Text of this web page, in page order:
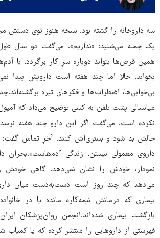
سه داروخانه را گشته بود. نسخه هنوز توی دستش
یک جمله می‌شنید: «نداریم». می‌گفت دو سال طول
همین قرص‌ها بتواند دوباره سرِ کار برگردد، با
بخوابد. حالا اما چند هفته است دارویش پیدا
بی‌خوابی‌ها، اضطراب‌ها و فکرهای تیره
میانسالی پشت تلفن به کسی توضیح می‌داد که
نکرده است. می‌گفت اگر این دارو چند هفته نرسد،
حالش بد شود و بستری‌اش کنند. آخرِ تماس گفت:
داروی معمولی نیستن، زندگی آدم‌هاست».بحران
نمودار، خودش را نشان نمی‌دهد. گاهی خودش
می‌دهد که چند روز است دست‌به‌دست میان
بیماری که درمانش نیمه‌کاره مانده یا در
بازگشت بیماری شده‌اند.انجمن روان‌پزشکان
فهرستی از داروهایی را منتشر کرده که یا کمیاب